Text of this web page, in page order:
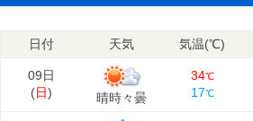
日付 天気 気温(℃)
09日
(日) 晴時々曇
34℃
17℃